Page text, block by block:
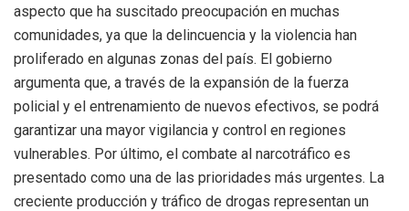
aspecto que ha suscitado preocupación en muchas
comunidades, ya que la delincuencia y la violencia han
proliferado en algunas zonas del país. El gobierno
argumenta que, a través de la expansión de la fuerza
policial y el entrenamiento de nuevos efectivos, se podrá
garantizar una mayor vigilancia y control en regiones
vulnerables. Por último, el combate al narcotráfico es
presentado como una de las prioridades más urgentes. La
creciente producción y tráfico de drogas representan un